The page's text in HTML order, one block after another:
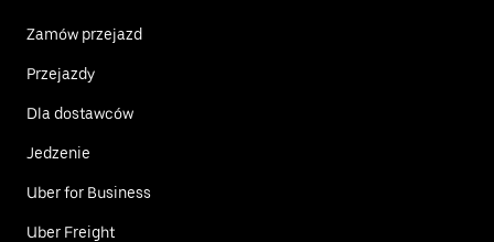
Zamów przejazd
Przejazdy
Dla dostawców
Jedzenie
Uber for Business
Uber Freight